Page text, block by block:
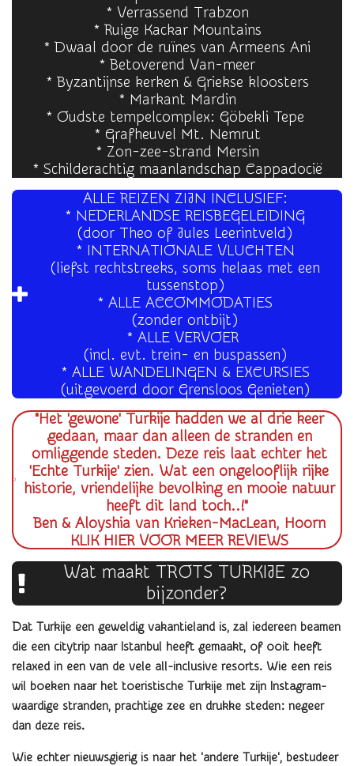
* Verrassend Trabzon
* Ruige Kackar Mountains
* Dwaal door de ruïnes van Armeens Ani
* Betoverend Van-meer
* Byzantijnse kerken & Griekse kloosters
* Markant Mardin
* Oudste tempelcomplex: Göbekli Tepe
* Grafheuvel Mt. Nemrut
* Zon-zee-strand Mersin
* Schilderachtig maanlandschap Cappadocië
ALLE REIZEN ZIJN INCLUSIEF:
* NEDERLANDSE REISBEGELEIDING
(door Theo of Jules Leerintveld)
* INTERNATIONALE VLUCHTEN
(liefst rechtstreeks, soms helaas met een
tussenstop)
* ALLE ACCOMMODATIES
(zonder ontbijt)
* ALLE VERVOER
(incl. evt. trein- en buspassen)
* ALLE WANDELINGEN & EXCURSIES
(uitgevoerd door Grensloos Genieten)
"Het 'gewone' Turkije hadden we al drie keer
gedaan, maar dan alleen de stranden en
omliggende steden. Deze reis laat echter het
'Echte Turkije' zien. Wat een ongelooflijk rijke
historie, vriendelijke bevolking en mooie natuur
heeft dit land toch..!"
Ben & Aloyshia van Krieken-MacLean, Hoorn
KLIK HIER VOOR MEER REVIEWS
Wat maakt TROTS TURKIJE zo
bijzonder?
Dat Turkije een geweldig vakantieland is, zal iedereen beamen
die een citytrip naar Istanbul heeft gemaakt, of ooit heeft
relaxed in een van de vele all-inclusive resorts. Wie een reis
wil boeken naar het toeristische Turkije met zijn Instagram-
waardige stranden, prachtige zee en drukke steden: negeer
dan deze reis.
Wie echter nieuwsgierig is naar het 'andere Turkije', bestudeer